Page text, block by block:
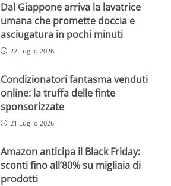
Dal Giappone arriva la lavatrice
umana che promette doccia e
asciugatura in pochi minuti
22 Luglio 2026
Condizionatori fantasma venduti
online: la truffa delle finte
sponsorizzate
21 Luglio 2026
Amazon anticipa il Black Friday:
sconti fino all’80% su migliaia di
prodotti